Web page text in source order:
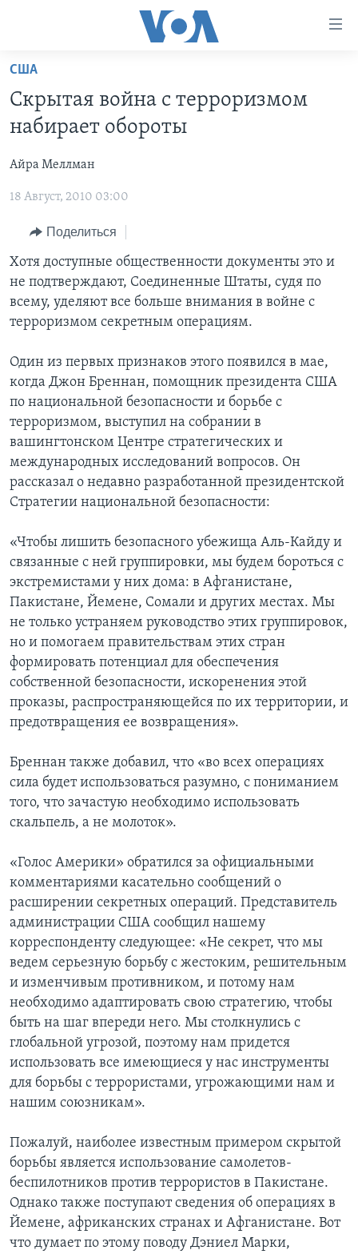
Перейти
основной
контент
навигации
Перейти
поиск
ПРОГРАММЫ
НОВОСТИ ЗА МИНУТУ
ИТОГИ
ПОЧЕМУ ЭТО ВАЖНО?
ДИСКУССИЯ VOA
ДЕТАЛИ
НЬЮ-ЙОРК NEW YORK
ПРОЕКТЫ
УЧИМ АНГЛИЙСКИЙ
НАША АМЕРИКАНСКАЯ ИСТОРИЯ
А КАК В АМЕРИКЕ?
АРТЕФАКТЫ
АМЕРИКАНСКИЕ ГОРОДКИ
ТЕСТЫ
ЭКСПЕРТИЗА
ИНТЕРВЬЮ
ФАКТЫ ПРОТИВ ФЕЙКОВ
ЗА СВОБОДУ ПРЕССЫ
УЧИМ АНГЛИЙСКИЙ
ВИДЕО
Learning English
СОЦИАЛЬНЫЕ СЕТИ
Языки
США
Скрытая война с терроризмом
набирает обороты
Айра Меллман
18 Август, 2010 03:00
Поделиться
Хотя доступные общественности документы это и
не подтверждают, Соединенные Штаты, судя по
всему, уделяют все больше внимания в войне с
терроризмом секретным операциям.
Один из первых признаков этого появился в мае,
когда Джон Бреннан, помощник президента США
по национальной безопасности и борьбе с
терроризмом, выступил на собрании в
вашингтонском Центре стратегических и
международных исследований вопросов. Он
рассказал о недавно разработанной президентской
Стратегии национальной безопасности:
«Чтобы лишить безопасного убежища Аль-Кайду и
связанные с ней группировки, мы будем бороться с
экстремистами у них дома: в Афганистане,
Пакистане, Йемене, Сомали и других местах. Мы
не только устраняем руководство этих группировок,
но и помогаем правительствам этих стран
формировать потенциал для обеспечения
собственной безопасности, искоренения этой
проказы, распространяющейся по их территории, и
предотвращения ее возвращения».
Бреннан также добавил, что «во всех операциях
сила будет использоваться разумно, с пониманием
того, что зачастую необходимо использовать
скальпель, а не молоток».
«Голос Америки» обратился за официальными
комментариями касательно сообщений о
расширении секретных операций. Представитель
администрации США сообщил нашему
корреспонденту следующее: «Не секрет, что мы
ведем серьезную борьбу с жестоким, решительным
и изменчивым противником, и потому нам
необходимо адаптировать свою стратегию, чтобы
быть на шаг впереди него. Мы столкнулись с
глобальной угрозой, поэтому нам придется
использовать все имеющиеся у нас инструменты
для борьбы с террористами, угрожающими нам и
нашим союзникам».
Пожалуй, наиболее известным примером скрытой
борьбы является использование самолетов-
беспилотников против террористов в Пакистане.
Однако также поступают сведения об операциях в
Йемене, африканских странах и Афганистане. Вот
что думает по этому поводу Дэниел Марки,